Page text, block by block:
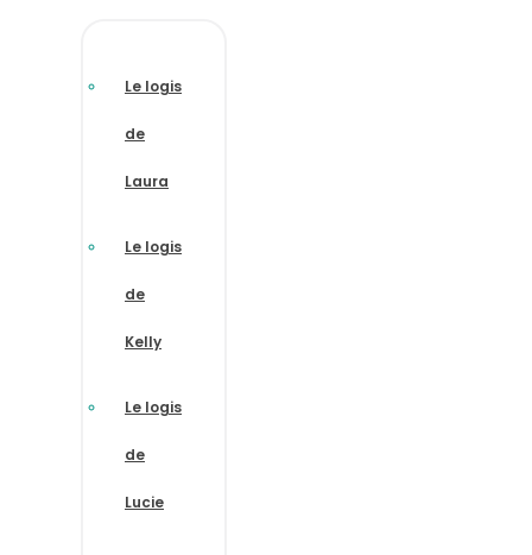
Le logis
de
Laura
Le logis
de
Kelly
Le logis
de
Lucie